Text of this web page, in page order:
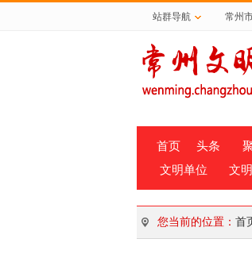
站群导航 常州
首页 头条
文明单位
文
您当前的位置： 首